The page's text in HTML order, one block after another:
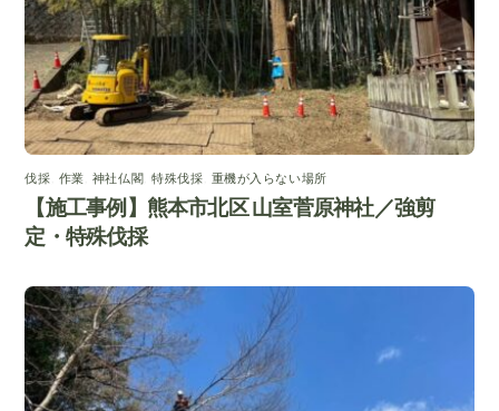
伐採 作業 神社仏閣 ,特殊伐採 重機が入らない場所
【施工事例】熊本市北区 山室菅原神社／強剪
定・特殊伐採